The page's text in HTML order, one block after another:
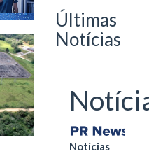
Últimas
Notícias
Notícias